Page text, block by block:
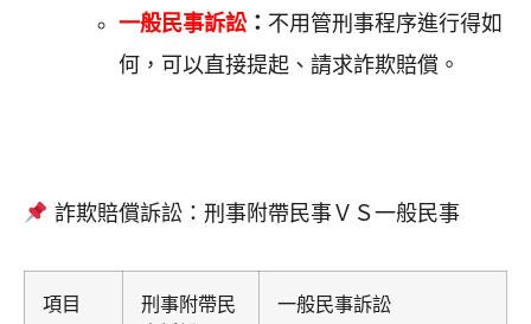
一般民事訴訟： 不用管刑事程序進行得如
何，可以直接提起、請求詐欺賠償。
詐欺賠償訴訟：刑事附帶民事ＶＳ一般民事
項目
刑事附帶民
一般民事訴訟